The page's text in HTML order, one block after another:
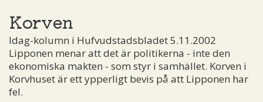
Korven
Idag-kolumn i Hufvudstadsbladet 5.11.2002
Lipponen menar att det är politikerna - inte den
ekonomiska makten - som styr i samhället. Korven i
Korvhuset är ett ypperligt bevis på att Lipponen har
fel.